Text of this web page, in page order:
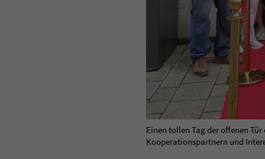
Einen tollen Tag der offenen
Kooperationspartnern und